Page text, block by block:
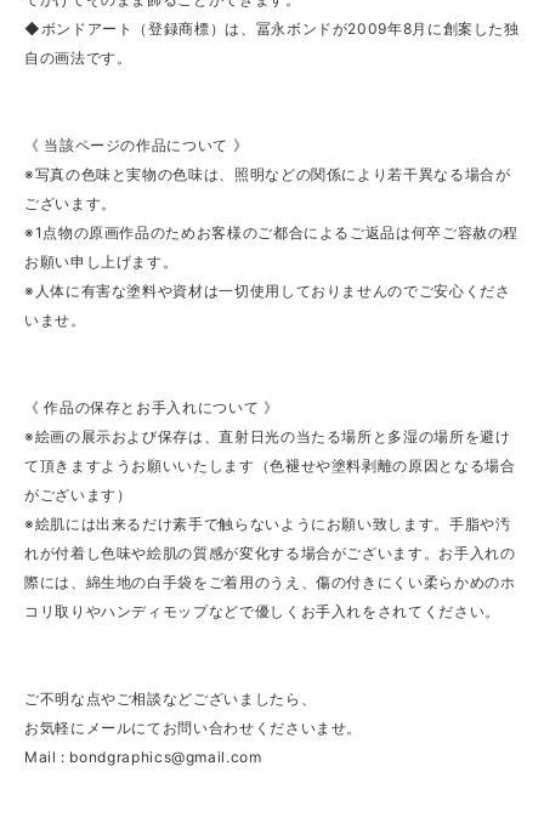
◆ボンドアート（登録商標）は、冨永ボンドが2009年8月に創案した独
自の画法です。
《 当該ページの作品について 》
※写真の色味と実物の色味は、照明などの関係により若干異なる場合が
ございます。
※1点物の原画作品のためお客様のご都合によるご返品は何卒ご容赦の程
お願い申し上げます。
※人体に有害な塗料や資材は一切使用しておりませんのでご安心くださ
いませ。
《 作品の保存とお手入れについて 》
※絵画の展示および保存は、直射日光の当たる場所と多湿の場所を避け
て頂きますようお願いいたします（色褪せや塗料剥離の原因となる場合
がございます）
※絵肌には出来るだけ素手で触らないようにお願い致します。手脂や汚
れが付着し色味や絵肌の質感が変化する場合がございます。お手入れの
際には、綿生地の白手袋をご着用のうえ、傷の付きにくい柔らかめのホ
コリ取りやハンディモップなどで優しくお手入れをされてください。
ご不明な点やご相談などございましたら、
お気軽にメールにてお問い合わせくださいませ。
Mail : bondgraphics@gmail.com